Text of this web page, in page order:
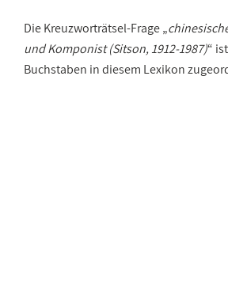
Die Kreuzworträtsel-Frage „
und Komponist (Sitson, 1912-1987)“
Buchstaben in diesem Lexikon